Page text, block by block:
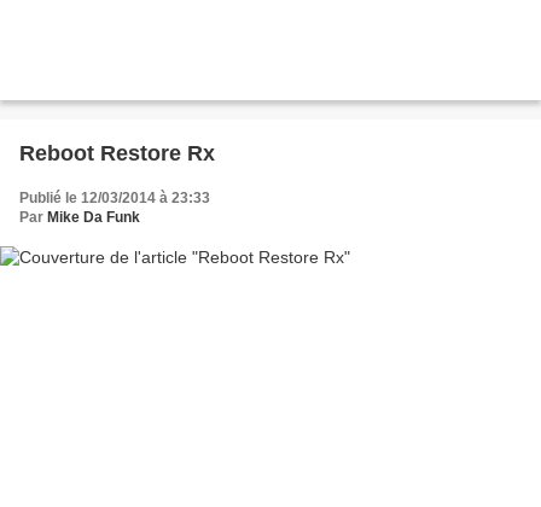
Reboot Restore Rx
Publié le 12/03/2014 à 23:33
Par Mike Da Funk